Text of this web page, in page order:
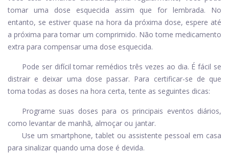
tomar uma dose esquecida assim que for lembrada. No
entanto, se estiver quase na hora da próxima dose, espere até
a próxima para tomar um comprimido. Não tome medicamento
extra para compensar uma dose esquecida.
Pode ser difícil tomar remédios três vezes ao dia. É fácil se
distrair e deixar uma dose passar. Para certificar-se de que
toma todas as doses na hora certa, tente as seguintes dicas:
Programe suas doses para os principais eventos diários,
como levantar de manhã, almoçar ou jantar.
Use um smartphone, tablet ou assistente pessoal em casa
para sinalizar quando uma dose é devida.